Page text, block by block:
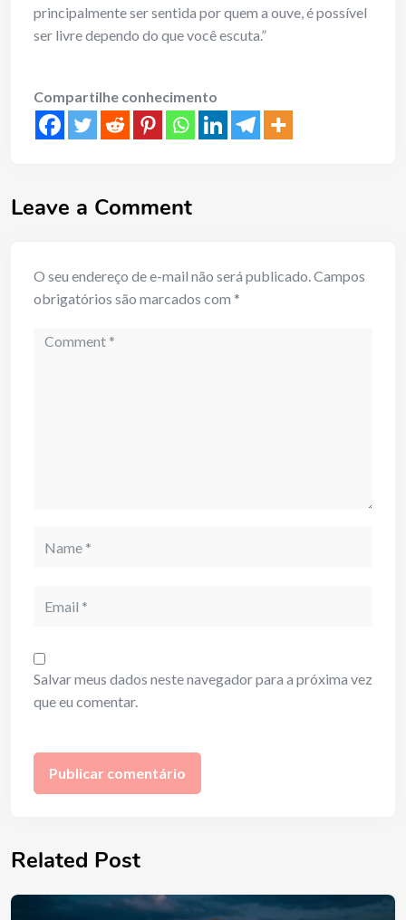
principalmente ser sentida por quem a ouve, é possível
ser livre dependo do que você escuta.”
Compartilhe conhecimento
Leave a Comment
O seu endereço de e-mail não será publicado.Campos
obrigatórios são marcados com *
Comment
Salvar meus dados neste navegador para a próxima vez
que eu comentar.
Related Post